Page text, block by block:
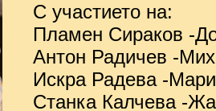
С участието на:
Пламен Сираков -
Антон Радичев -
Искра Радева -
Станка Калчева -